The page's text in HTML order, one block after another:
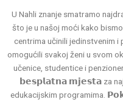
U Nahli znanje smatramo
što je u našoj moći kako
centrima učinili jedinstvenim i
omogućili svakoj ženi u svom
učenice, studentice i
𝗯𝗲𝘀𝗽𝗹𝗮𝘁𝗻𝗮 𝗺𝗷𝗲𝘀𝘁𝗮 za
edukacijskim programima.